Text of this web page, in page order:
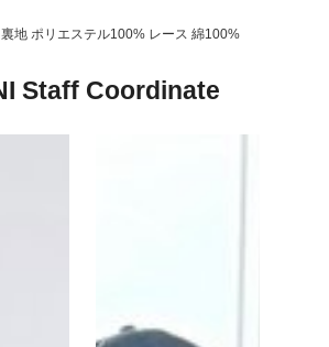
地 ポリエステル100% レース 綿100%
Staff Coordinate